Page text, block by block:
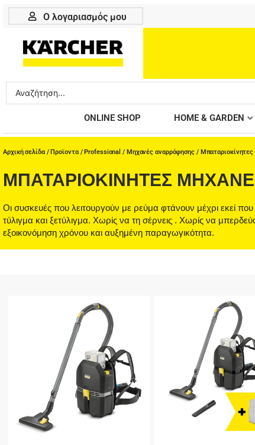
Μετάβαση
Ο λογαριασμός μου
Search
...
ONLINE SHOP HOME & GARDEN
Αρχική σελίδα/ Προϊοντα/ Professional / Μηχανές αναρρόφησης/ Μπαταριοκίνητες
ΜΠΑΤΑΡΙΟΚΊΝΗΤΕΣ
Οι συσκευές που λειτουργούν με ρεύμα φτάνουν μέχρι εκεί
τύλιγμα και ξετύλιγμα. Χωρίς να τη σέρνεις . Χωρίς να
εξοικονόμηση χρόνου και αυξημένη παραγωγικότητα.